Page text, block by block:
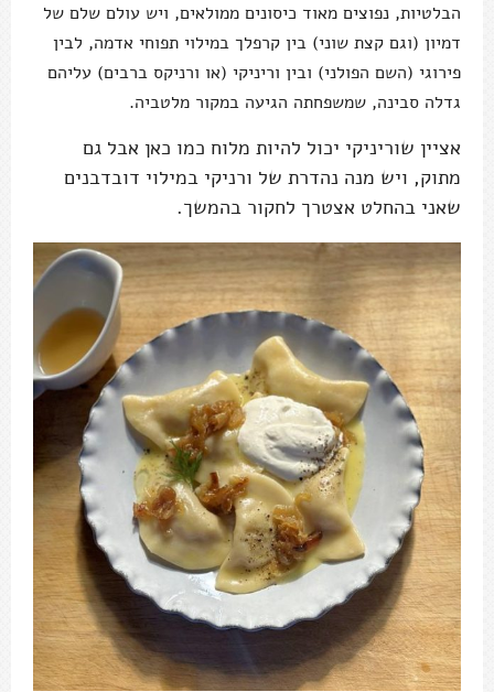
הבלטיות, נפוצים מאוד כיסונים ממולאים, ויש עולם שלם של
דמיון (וגם קצת שוני) בין קרפלך במילוי תפוחי אדמה, לבין
פירוגי (השם הפולני) ובין וריניקי (או ורניקס ברבים) עליהם
גדלה סבינה, שמשפחתה הגיעה במקור מלטביה.
אציין שוריניקי יכול להיות מלוח כמו כאן אבל גם
מתוק, ויש מנה נהדרת של ורניקי במילוי דובדבנים
שאני בהחלט אצטרך לחקור בהמשך.